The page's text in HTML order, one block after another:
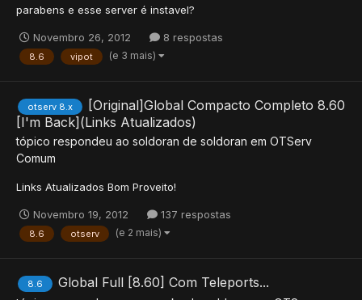
parabens e esse server é instavel?
Novembro 26, 2012 8 respostas
8.6 vipot (e 3 mais)
otserv 8.x
[Original]Global Compacto Completo 8.60
[I'm Back](Links Atualizados)
tópico respondeu ao soldoran de soldoran em OTServ
Comum
Links Atualizados Bom Proveito!
Novembro 19, 2012 137 respostas
8.6 otserv (e 2 mais)
8.6 Global Full [8.60] Com Teleports...